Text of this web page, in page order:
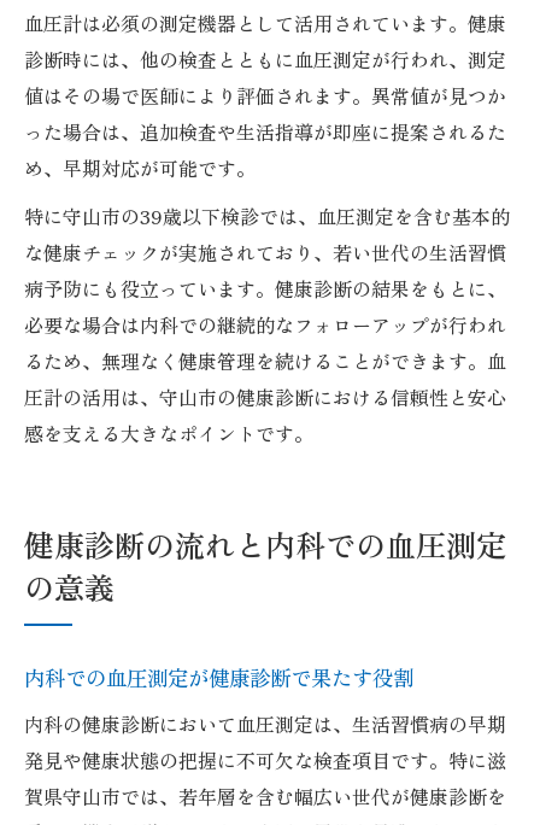
血圧計は必須の測定機器として活用されています。健康
診断時には、他の検査とともに血圧測定が行われ、測定
値はその場で医師により評価されます。異常値が見つか
った場合は、追加検査や生活指導が即座に提案されるた
め、早期対応が可能です。
特に守山市の39歳以下検診では、血圧測定を含む基本的
な健康チェックが実施されており、若い世代の生活習慣
病予防にも役立っています。健康診断の結果をもとに、
必要な場合は内科での継続的なフォローアップが行われ
るため、無理なく健康管理を続けることができます。血
圧計の活用は、守山市の健康診断における信頼性と安心
感を支える大きなポイントです。
健康診断の流れと内科での血圧測定
の意義
内科での血圧測定が健康診断で果たす役割
内科の健康診断において血圧測定は、生活習慣病の早期
発見や健康状態の把握に不可欠な検査項目です。特に滋
賀県守山市では、若年層を含む幅広い世代が健康診断を